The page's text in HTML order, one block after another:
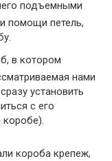
подъемными
помощи петель,
в котором
нами
установить
с его
коробе).
короба крепеж,